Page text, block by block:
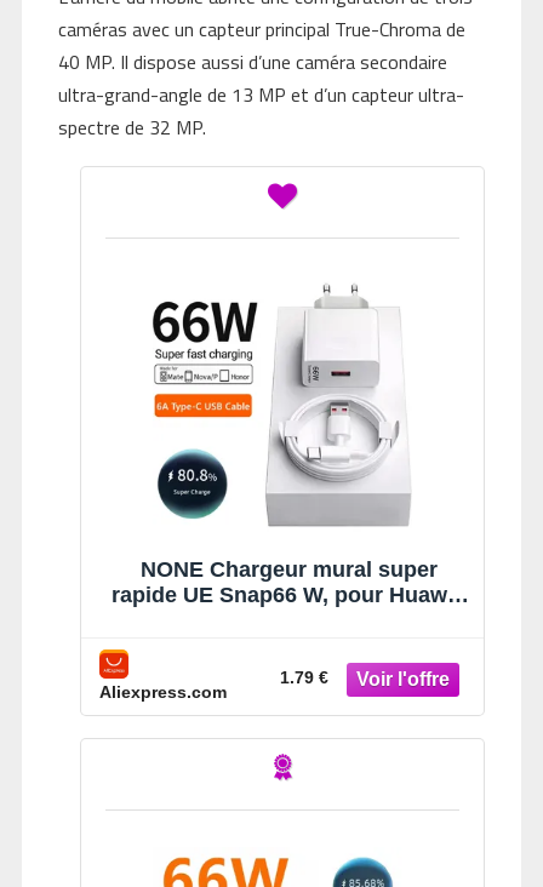
caméras avec un capteur principal True-Chroma de
40 MP. Il dispose aussi d’une caméra secondaire
ultra-grand-angle de 13 MP et d’un capteur ultra-
spectre de 32 MP.
NONE Chargeur mural super
rapide UE Snap66 W, pour Huawei
câble USB type C
Aliexpress.com
1.79 €